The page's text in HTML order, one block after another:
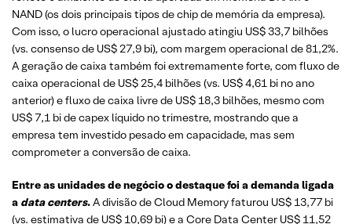
NAND (os dois principais tipos de chip de memória da empresa).
Com isso, o lucro operacional ajustado atingiu US$ 33,7 bilhões
(vs. consenso de US$ 27,9 bi), com margem operacional de 81,2%.
A geração de caixa também foi extremamente forte, com fluxo de
caixa operacional de US$ 25,4 bilhões (vs. US$ 4,61 bi no ano
anterior) e fluxo de caixa livre de US$ 18,3 bilhões, mesmo com
US$ 7,1 bi de capex líquido no trimestre, mostrando que a
empresa tem investido pesado em capacidade, mas sem
comprometer a conversão de caixa.
Entre as unidades de negócio o destaque foi a demanda ligada
a data centers.A divisão de Cloud Memory faturou US$ 13,77 bi
(vs. estimativa de US$ 10,69 bi) e a Core Data Center US$ 11,52